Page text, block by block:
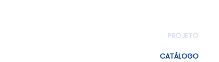
PROJETO
CATÁLOGO